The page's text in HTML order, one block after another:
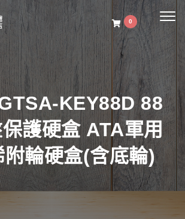
0
KEY88D 88
護硬盒 ATA軍用
附輪硬盒(含底輪)